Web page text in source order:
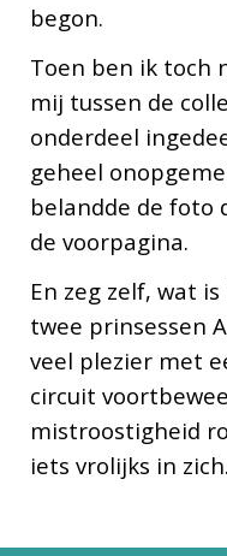
begon.
Toen ben ik toch
mij tussen de
onderdeel
geheel
belandde de foto
de voorpagina.
En zeg zelf, wat
twee prinsessen
veel plezier met
circuit
mistroostigheid
iets vrolijks in zich.